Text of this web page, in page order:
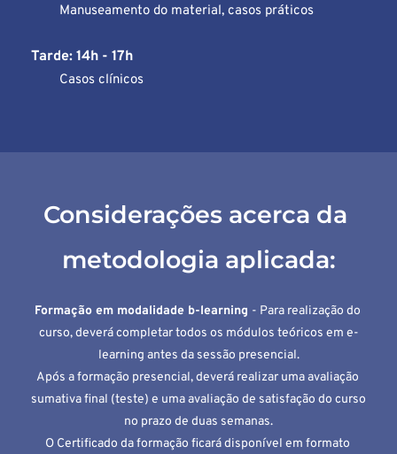
Manuseamento do material, casos práticos
Tarde: 14h - 17h
Casos clínicos
Considerações acerca da
metodologia aplicada:
Formação em modalidade b-learning - Para realização do
curso, deverá completar todos os módulos teóricos em e-
learning antes da sessão presencial.
Após a formação presencial, deverá realizar uma avaliação
sumativa final (teste) e uma avaliação de satisfação do curso
no prazo de duas semanas.
O Certificado da formação ficará disponível em formato